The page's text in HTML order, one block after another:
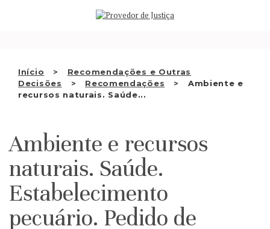
Início
Recomendações e Outras
Decisões
Recomendações
Ambiente e
recursos naturais. Saúde...
QUEM SOMOS
RECOMENDAÇÕES E OUTRAS
DECISÕES
APRESENTAR QUEIXA
PT
Ambiente e recursos
naturais. Saúde.
Estabelecimento
pecuário. Pedido de